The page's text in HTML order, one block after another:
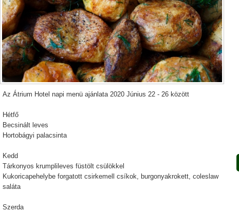
Az Átrium Hotel napi menü ajánlata 2020 Június 22 - 26 között
Hétfő
Becsinált leves
Hortobágyi palacsinta
Kedd
Tárkonyos krumplileves füstölt csülökkel
Kukoricapehelybe forgatott csirkemell csíkok, burgonyakrokett, coleslaw
saláta
Szerda